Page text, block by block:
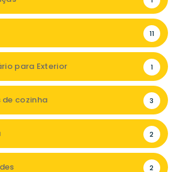
11
para Exterior 1
de cozinha 3
2
2